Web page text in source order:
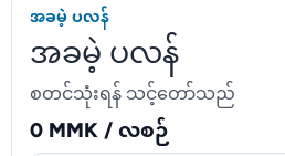
အခမဲ့ ပလန်
အခမဲ့ ပလန်
စတင်သုံးရန် သင့်တော်သည်
0 MMK / လစဉ်